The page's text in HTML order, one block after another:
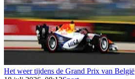
Het weer tijdens de Grand Prix van België